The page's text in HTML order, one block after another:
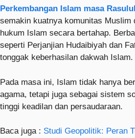
Perkembangan Islam masa
semakin kuatnya komunitas Muslim
hukum Islam secara bertahap.
seperti Perjanjian Hudaibiyah dan
tonggak keberhasilan dakwah Islam.
Pada masa ini, Islam tidak hanya
agama, tetapi juga sebagai sistem
tinggi keadilan dan persaudaraan.
Baca juga : Studi Geopolitik: Peran